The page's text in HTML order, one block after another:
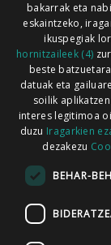
bakarrak eta
eskaintzeko,
ikuspegiak
hornitzaileek (4)
beste
datuak eta
soilik
interes legitimoa
duzu Iragarkien
dezakezu
BEHAR-